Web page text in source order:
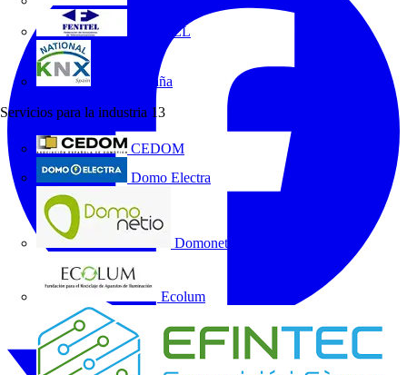
FENITEL
KNX España
Servicios para la industria 13
CEDOM
Domo Electra
Domonetio
Ecolum